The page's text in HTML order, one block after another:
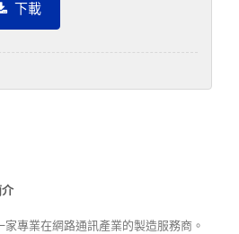
下載
專業在網路通訊產業的製造服務商。